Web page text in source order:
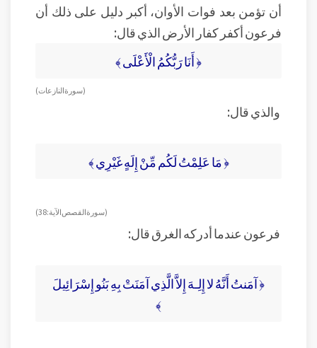
أن تؤمن بعد فوات الأوان، أكبر دليل على ذلك أن
فرعون أكفر كفار الأرض الذي قال:
﴿ أَنَا رَبُّكُمُ الْأَعْلَى ﴾
( سورة النازعات )
والذي قال:
﴿ مَا عَلِمْتُ لَكُم مِّنْ إِلَهٍ غَيْرِي ﴾
( سورة القصص الآية: 38 )
فرعون عندما أدركه الغرق قال:
﴿ آمَنتُ أَنَّهُ لا إِلِـهَ إِلاَّ الَّذِي آمَنَتْ بِهِ بَنُو إِسْرَائِيلَ
﴾